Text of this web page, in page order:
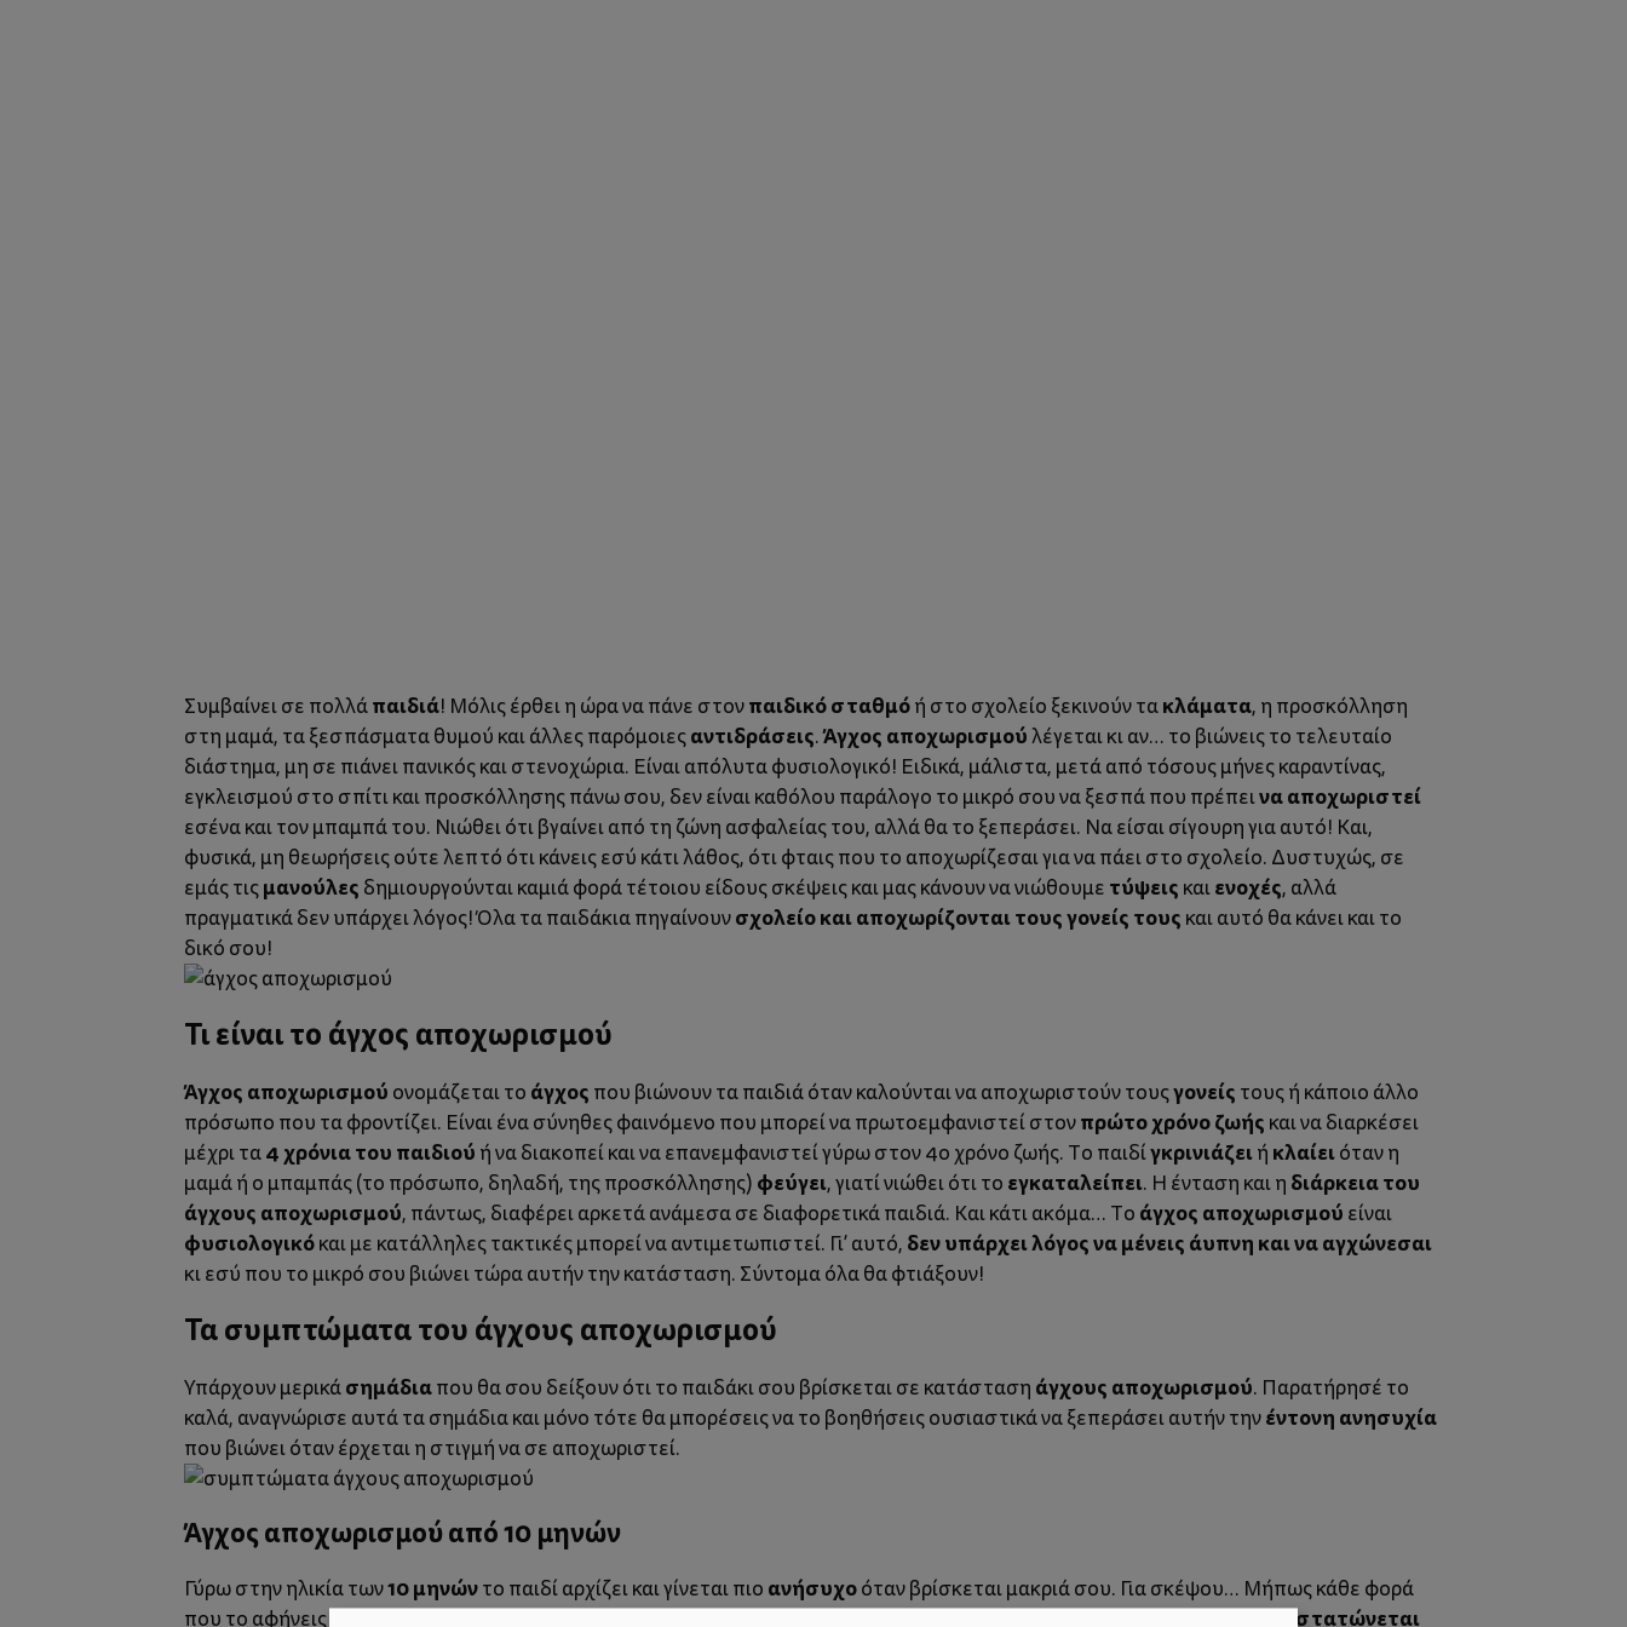
Συμβαίνει σε πολλάπαιδιά! Μόλις έρθει η ώρα να πάνε στονπαιδικό σταθμόή στο σχολείο ξεκινούν τακλάματα, η προσκόλληση
στη μαμά, τα ξεσπάσματα θυμού και άλλες παρόμοιεςαντιδράσεις.Άγχος αποχωρισμούλέγεται κι αν… το βιώνεις το τελευταίο
διάστημα, μη σε πιάνει πανικός και στενοχώρια. Είναι απόλυτα φυσιολογικό! Ειδικά, μάλιστα, μετά από τόσους μήνες καραντίνας,
εγκλεισμού στο σπίτι και προσκόλλησης πάνω σου, δεν είναι καθόλου παράλογο το μικρό σου να ξεσπά που πρέπεινα αποχωριστεί
εσένα και τον μπαμπά του. Νιώθει ότι βγαίνει από τη ζώνη ασφαλείας του, αλλά θα το ξεπεράσει. Να είσαι σίγουρη για αυτό! Και,
φυσικά, μη θεωρήσεις ούτε λεπτό ότι κάνεις εσύ κάτι λάθος, ότι φταις που το αποχωρίζεσαι για να πάει στο σχολείο. Δυστυχώς, σε
εμάς τιςμανούλες δημιουργούνται καμιά φορά τέτοιου είδους σκέψεις και μας κάνουν να νιώθουμε τύψεις καιενοχές, αλλά
πραγματικά δεν υπάρχει λόγος!Όλα τα παιδάκια πηγαίνουνσχολείο και αποχωρίζονται τους γονείς τους και αυτό θα κάνει και το
δικό σου!
Τι είναι το άγχος αποχωρισμού
Άγχος αποχωρισμού ονομάζεται το άγχος που βιώνουν τα παιδιά όταν καλούνται να αποχωριστούν τουςγονείς τους ή κάποιο άλλο
πρόσωπο που τα φροντίζει. Είναι ένα σύνηθες φαινόμενο που μπορεί να πρωτοεμφανιστεί στονπρώτο χρόνο ζωής και να διαρκέσει
μέχρι τα4 χρόνια του παιδιού ή να διακοπεί και να επανεμφανιστεί γύρω στον 4ο χρόνο ζωής. Το παιδίγκρινιάζειή κλαίειόταν η
μαμά ή ο μπαμπάς (το πρόσωπο, δηλαδή, της προσκόλλησης) φεύγει, γιατί νιώθει ότι το εγκαταλείπει. Η ένταση και η διάρκεια του
άγχους αποχωρισμού, πάντως, διαφέρει αρκετά ανάμεσα σε διαφορετικά παιδιά. Και κάτι ακόμα… Το άγχος αποχωρισμού είναι
φυσιολογικόκαι με κατάλληλες τακτικές μπορεί να αντιμετωπιστεί. Γι’ αυτό, δεν υπάρχει λόγος να μένεις άυπνη και να αγχώνεσαι
κι εσύ που το μικρό σου βιώνει τώρα αυτήν την κατάσταση. Σύντομα όλα θα φτιάξουν!
Τα συμπτώματα του άγχους αποχωρισμού
Υπάρχουν μερικάσημάδιαπου θα σου δείξουν ότι το παιδάκι σου βρίσκεται σε κατάσταση άγχους αποχωρισμού. Παρατήρησέ το
καλά, αναγνώρισε αυτά τα σημάδια και μόνο τότε θα μπορέσεις να το βοηθήσεις ουσιαστικά να ξεπεράσει αυτήν τηνέντονη ανησυχία
που βιώνει όταν έρχεται η στιγμή να σε αποχωριστεί.
Άγχος αποχωρισμού από 10 μηνών
Γύρω στην ηλικία των10 μηνώντο παιδί αρχίζει και γίνεται πιο ανήσυχοόταν βρίσκεται μακριά σου. Για σκέψου… Μήπως κάθε φορά
που το αφήνεις στην κούνια του ή το δίνεις σε κάποιον άλλο να το κρατήσει και σε χάνει από τα μάτια του αρχίζει να αναστατώνεται